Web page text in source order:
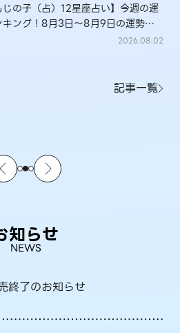
じの子（占）12星座占い】今週の運
キング！8月3日～8月9日の運勢
2026.08.02
記事一覧
知らせ
NEWS
終了のお知らせ